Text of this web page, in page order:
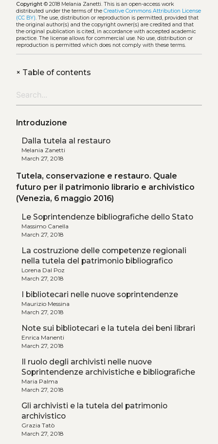
Copyright© 2018 Melania Zanetti. This is an open-access work
distributed under the terms of the Creative Commons Attribution License
(CC BY) . The use, distribution or reproduction is permitted, provided that
the original author(s) and the copyright owner(s) are credited and that
the original publication is cited, in accordance with accepted academic
practice. The license allows for commercial use. No use, distribution or
reproduction is permitted which does not comply with these terms.
+Table of contents
Introduzione
Dalla tutela al restauro
Melania Zanetti
March 27, 2018
Tutela, conservazione e restauro. Quale
futuro per il patrimonio librario e archivistico
(Venezia, 6 maggio 2016)
Le Soprintendenze bibliografiche dello Stato
Massimo Canella
March 27, 2018
La costruzione delle competenze regionali
nella tutela del patrimonio bibliografico
Lorena Dal Poz
March 27, 2018
I bibliotecari nelle nuove soprintendenze
Maurizio Messina
March 27, 2018
Note sui bibliotecari e la tutela dei beni librari
Enrica Manenti
March 27, 2018
Il ruolo degli archivisti nelle nuove
Soprintendenze archivistiche e bibliografiche
Maria Palma
March 27, 2018
Gli archivisti e la tutela del patrimonio
archivistico
Grazia Tatò
March 27, 2018